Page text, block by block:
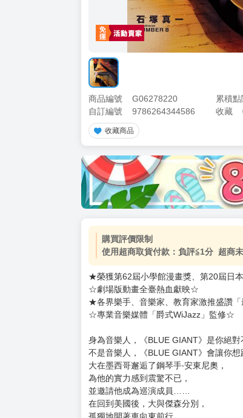
商品編號 G06278220 累積
自訂編號
9786264344586 收藏
收藏商品
加價購 ( 共
(加購品) 買動漫★《
+
購買評價限制
使用超商取貨付款：負評≦1分 超商
★榮獲第62屆小學館漫畫獎、第20屆日
☆劇場版動畫全臺熱血獻映☆